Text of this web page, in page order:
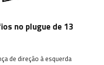
no plugue de 13
de direção à esquerda